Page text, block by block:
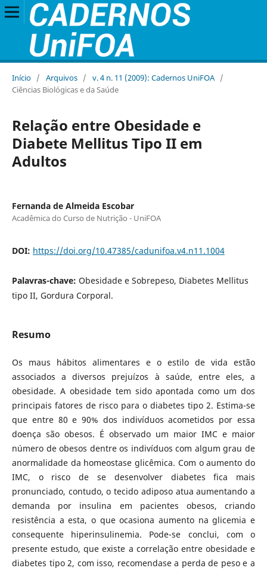
Início / Arquivos / v. 4 n. 11 (2009): Cadernos UniFOA /
Ciências Biológicas e da Saúde
Relação entre Obesidade e
Diabete Mellitus Tipo II em
Adultos
Fernanda de Almeida Escobar
Acadêmica do Curso de Nutrição - UniFOA
DOI: https://doi.org/10.47385/cadunifoa.v4.n11.1004
Palavras-chave: Obesidade e Sobrepeso, Diabetes Mellitus
tipo II, Gordura Corporal.
Resumo
Os maus hábitos alimentares e o estilo de vida estão
associados a diversos prejuízos à saúde, entre eles, a
obesidade. A obesidade tem sido apontada como um dos
principais fatores de risco para o diabetes tipo 2. Estima-se
que entre 80 e 90% dos indivíduos acometidos por essa
doença são obesos. É observado um maior IMC e maior
número de obesos dentre os indivíduos com algum grau de
anormalidade da homeostase glicêmica. Com o aumento do
IMC, o risco de se desenvolver diabetes fica mais
pronunciado, contudo, o tecido adiposo atua aumentando a
demanda por insulina em pacientes obesos, criando
resistência a esta, o que ocasiona aumento na glicemia e
consequente hiperinsulinemia. Pode-se conclui, com o
presente estudo, que existe a correlação entre obesidade e
diabetes tipo 2, com isso, recomendase a perda de peso e a